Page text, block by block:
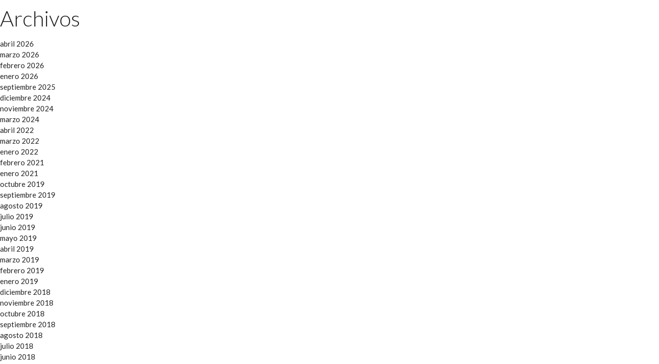
Archivos
abril 2026
marzo 2026
febrero 2026
enero 2026
septiembre 2025
diciembre 2024
noviembre 2024
marzo 2024
abril 2022
marzo 2022
enero 2022
febrero 2021
enero 2021
octubre 2019
septiembre 2019
agosto 2019
julio 2019
junio 2019
mayo 2019
abril 2019
marzo 2019
febrero 2019
enero 2019
diciembre 2018
noviembre 2018
octubre 2018
septiembre 2018
agosto 2018
julio 2018
junio 2018